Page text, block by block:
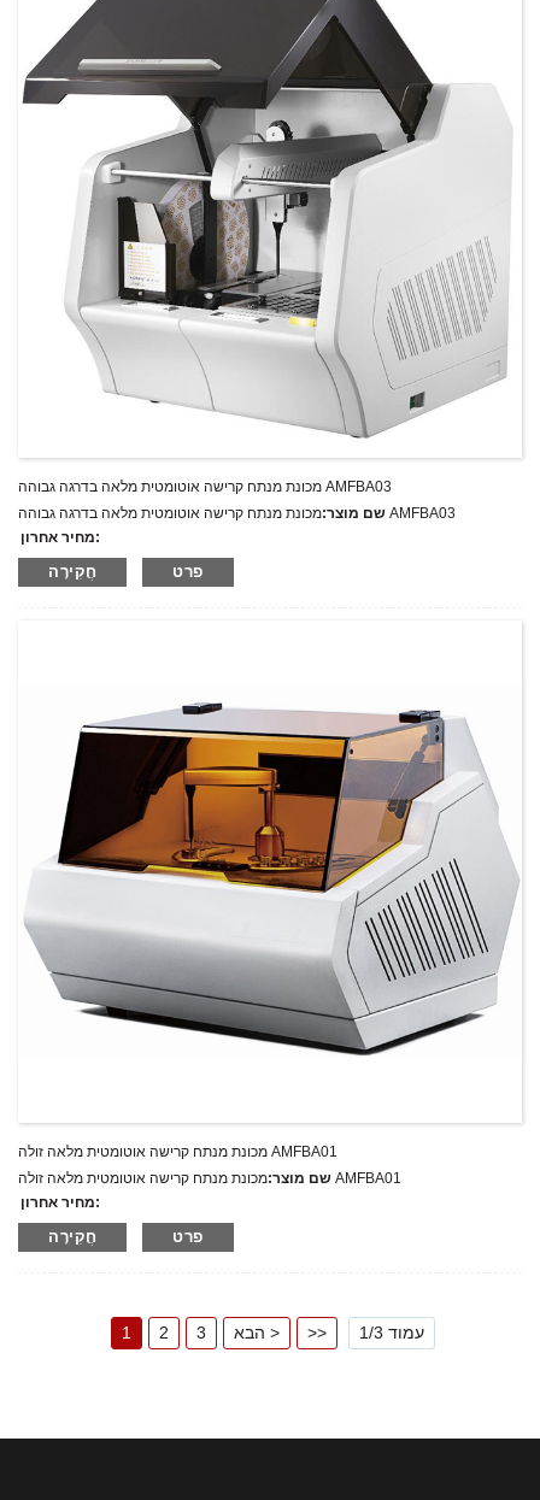
מכונת מנתח קרישה אוטומטית מלאה בדרגה גבוהה AMFBA03
שם מוצר: מכונת מנתח קרישה אוטומטית מלאה בדרגה גבוהה AMFBA03
מחיר אחרון:
מספר דגם.:AMFBA03
מִשׁקָל:משקל נטו: ק"ג
חֲקִירָה פרט
מכונת מנתח קרישה אוטומטית מלאה זולה AMFBA01
שם מוצר: מכונת מנתח קרישה אוטומטית מלאה זולה AMFBA01
מחיר אחרון:
מספר דגם.:AMFBA01
מִשׁקָל:משקל נטו: ק"ג
T/T,L/C,D/A,D/P,Western Union,MoneyGram,PayPal
חֲקִירָה פרט
1 2 3 הבא > >> עמוד 1/3